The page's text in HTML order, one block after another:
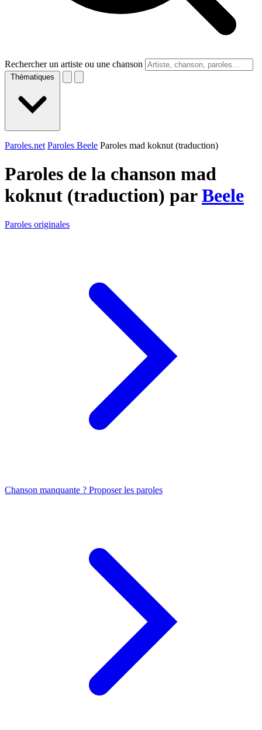
Rechercher un artiste ou une chanson
Thématiques
Paroles.net Paroles Beele Paroles mad koknut (traduction)
Paroles de la chanson mad
koknut (traduction) parBeele
Paroles originales
Chanson manquante ? Proposer les paroles